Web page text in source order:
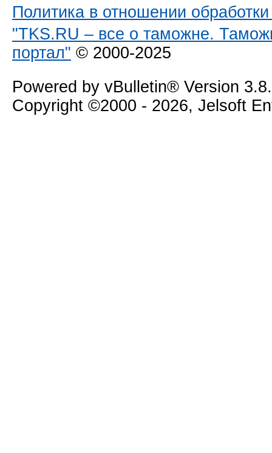
Политика в отношении
"TKS.RU – все о таможне.
портал" © 2000-2025
Powered by vBulletin® Version
Copyright ©2000 - 2026, Jelsoft